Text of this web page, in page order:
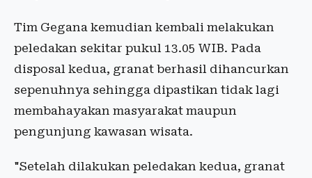
Tim Gegana kemudian kembali melakukan
peledakan sekitar pukul 13.05 WIB. Pada
disposal kedua, granat berhasil dihancurkan
sepenuhnya sehingga dipastikan tidak lagi
membahayakan masyarakat maupun
pengunjung kawasan wisata.
"Setelah dilakukan peledakan kedua, granat